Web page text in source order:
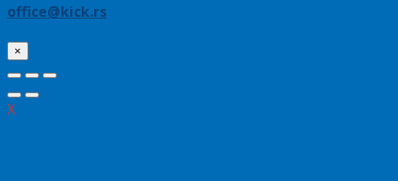
office@kick.rs
×
X